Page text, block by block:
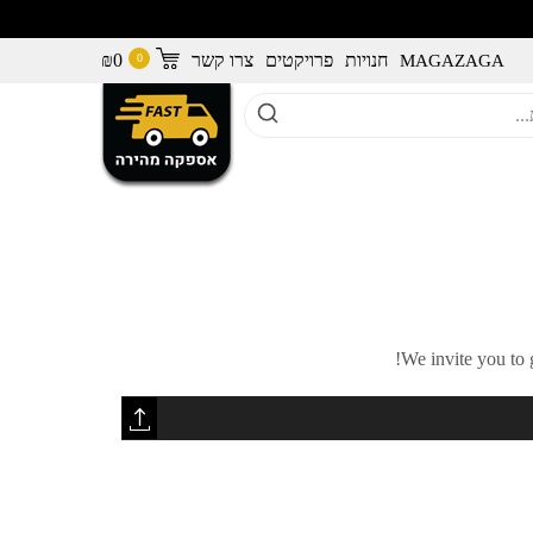
MAGAZAGA חנויות פרויקטים צרו קשר ₪0
We invite you to